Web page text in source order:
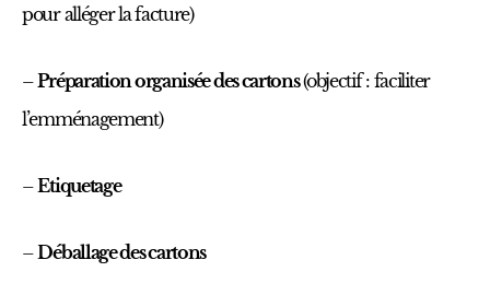
pour alléger la facture)
–Préparation organisée des cartons(objectif : faciliter
l’emménagement)
–Etiquetage
–Déballage des cartons